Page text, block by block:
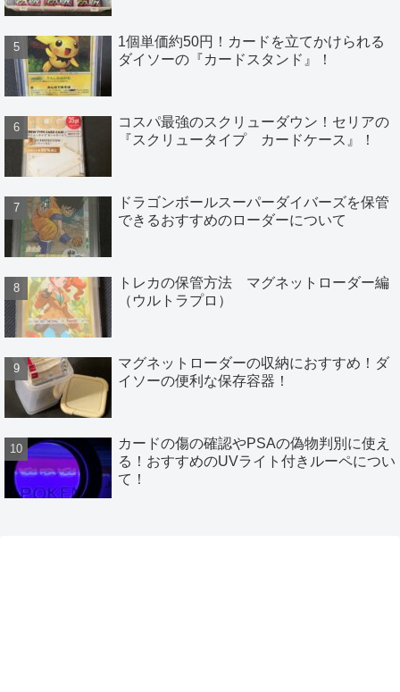
1個単価約50円！カードを立てかけられる
ダイソーの『カードスタンド』！
コスパ最強のスクリューダウン！セリアの
『スクリュータイプ カードケース』！
ドラゴンボールスーパーダイバーズを保管
できるおすすめのローダーについて
トレカの保管方法 マグネットローダー編
（ウルトラプロ）
マグネットローダーの収納におすすめ！ダ
イソーの便利な保存容器！
カードの傷の確認やPSAの偽物判別に使え
る！おすすめのUVライト付きルーペについ
て！